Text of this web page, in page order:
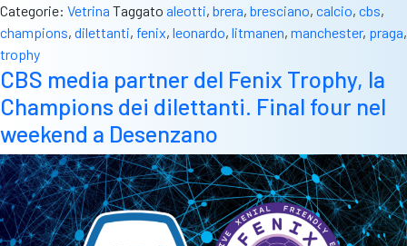
deve
valorizzare
che
lo
speciale”.
Leonardo
Aleotti
racconta
il
Categorie: Vetrina Taggato aleotti, brera, bresciano, calcio, cbs,
champions, dilettanti, fenix, leonardo, litmanen, manchester, praga,
trophy
CBS media partner del Fenix Trophy, la
Champions dei dilettanti. Final four nel
weekend a Desenzano